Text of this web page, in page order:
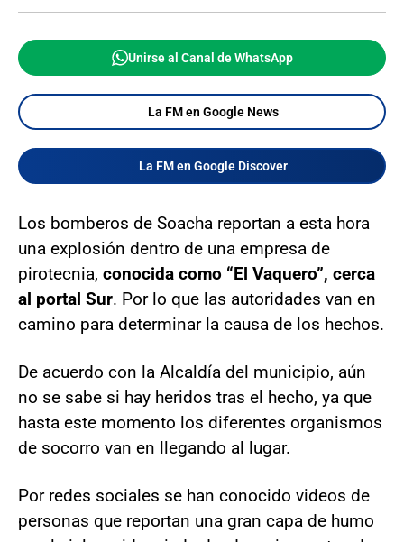
Unirse al Canal de WhatsApp
La FM en Google News
La FM en Google Discover
Los bomberos de Soacha reportan a esta hora
una explosión dentro de una empresa de
pirotecnia, conocida como “El Vaquero”, cerca
al portal Sur. Por lo que las autoridades van en
camino para determinar la causa de los hechos.
De acuerdo con la Alcaldía del municipio, aún
no se sabe si hay heridos tras el hecho, ya que
hasta este momento los diferentes organismos
de socorro van en llegando al lugar.
Por redes sociales se han conocido videos de
personas que reportan una gran capa de humo